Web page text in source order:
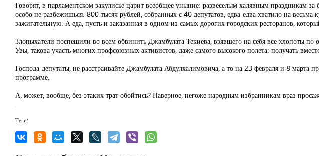
Говорят, в парламентском закулисье царит всеобщее уныние: развеселым халявным праздникам
особо не разбежишься. 800 тысяч рублей, собранных с 40 депутатов, едва-едва хватило на
зажигательную. А еда, пусть и заказанная в одном из самых дорогих городских ресторанов,
Злопыхатели поспешили во всем обвинить Джамбулата Текиева, взявшего на себя все хлопоты
Увы, такова участь многих профсоюзных активистов, даже самого высокого полета: получать
Господа-депутаты, не расстраивайте Джамбулата Абдулхалимовича, а то на 23 февраля и 8 марта
программе.
А, может, вообще, без этаких трат обойтись? Наверное, негоже народным избранникам враз
Теги: